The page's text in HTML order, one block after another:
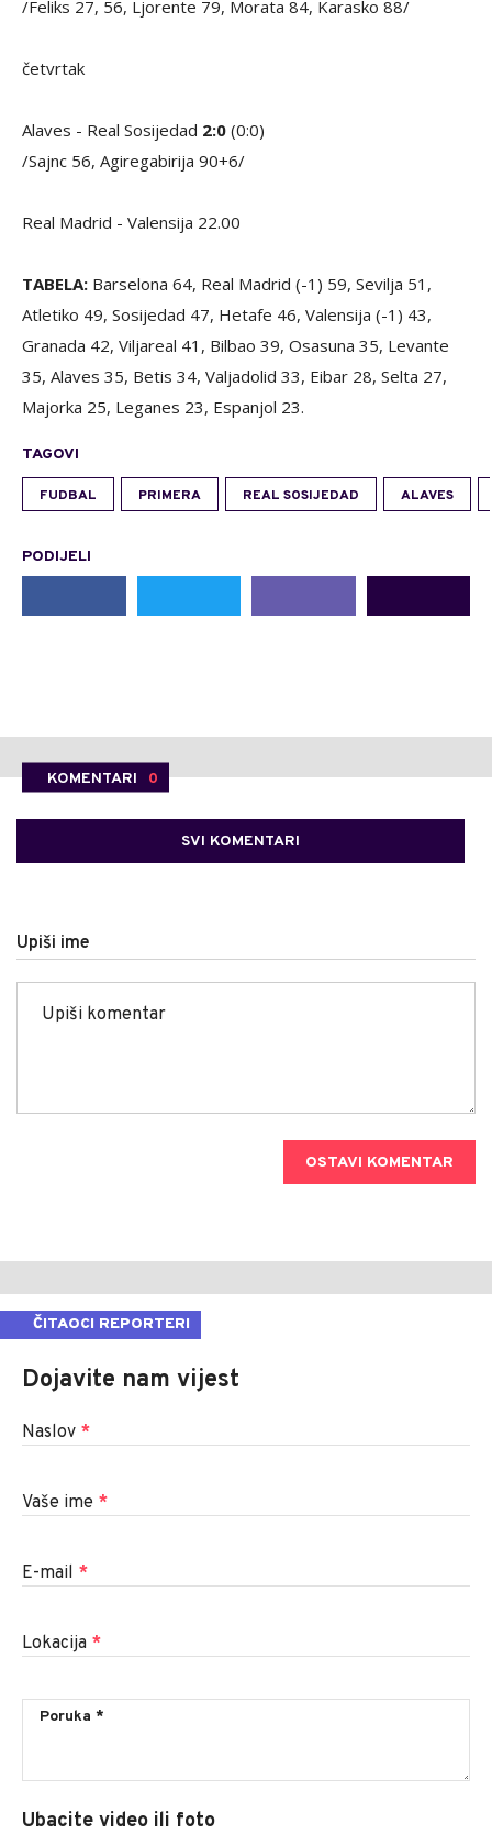
/Feliks 27, 56, Ljorente 79, Morata 84, Karasko 88/
četvrtak
Alaves - Real Sosijedad 2:0 (0:0)
/Sajnc 56, Agiregabirija 90+6/
Real Madrid - Valensija 22.00
TABELA: Barselona 64, Real Madrid (-1) 59, Sevilja 51,
Atletiko 49, Sosijedad 47, Hetafe 46, Valensija (-1) 43,
Granada 42, Viljareal 41, Bilbao 39, Osasuna 35, Levante
35, Alaves 35, Betis 34, Valjadolid 33, Eibar 28, Selta 27,
Majorka 25, Leganes 23, Espanjol 23.
TAGOVI
FUDBAL PRIMERA REAL SOSIJEDAD ALAVES
PODIJELI
KOMENTARI 0
SVI KOMENTARI
Upiši ime
OSTAVI KOMENTAR
ČITAOCI REPORTERI
Dojavite nam vijest
Naslov *
Vaše ime *
E-mail *
Lokacija *
Ubacite video ili foto